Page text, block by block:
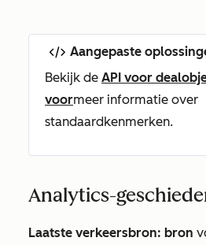
Aangepaste
Bekijk de API voor
voormeer informatie over
standaardkenmerken.
Analytics-
Laatste verkeersbron: bron